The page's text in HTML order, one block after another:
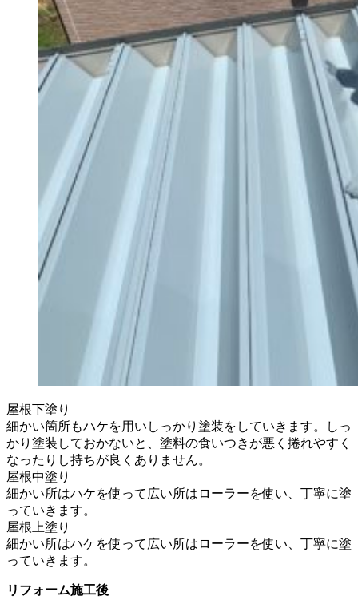
屋根下塗り
細かい箇所もハケを用いしっかり塗装をしていきます。しっ
かり塗装しておかないと、塗料の食いつきが悪く捲れやすく
なったりし持ちが良くありません。
屋根中塗り
細かい所はハケを使って広い所はローラーを使い、丁寧に塗
っていきます。
屋根上塗り
細かい所はハケを使って広い所はローラーを使い、丁寧に塗
っていきます。
リフォーム施工後